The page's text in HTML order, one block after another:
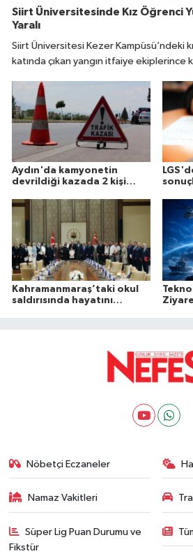
Siirt Üniversitesinde Kız Öğrenci
Yaralı
Siirt Üniversitesi Kezer Kampüsü’ndeki
katında çıkan yangın itfaiye ekiplerince
Aydın'da kamyonetin
devrildiği kazada 2 kişi
Kahramanmaraş’taki okul
saldırısında hayatını
Nöbetçi Eczaneler
Namaz Vakitleri
Süper Lig Puan Durumu ve
Fikstür